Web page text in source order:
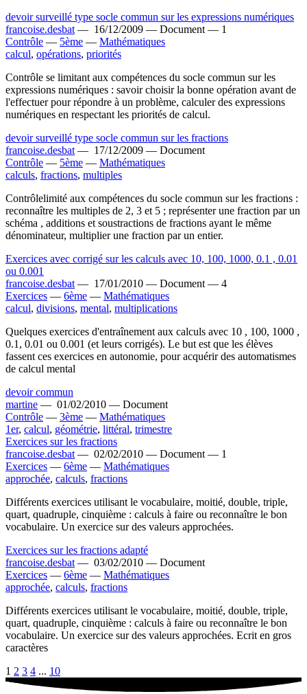
devoir surveillé type socle commun sur les expressions numériques
francoise.desbat — 16/12/2009 — Document — 1
Contrôle — 5ème — Mathématiques
calcul, opérations, priorités
Contrôle se limitant aux compétences du socle commun sur les
expressions numériques : savoir choisir la bonne opération avant de
l'effectuer pour répondre à un problème, calculer des expressions
numériques en respectant les priorités de calcul.
devoir surveillé type socle commun sur les fractions
francoise.desbat — 17/12/2009 — Document
Contrôle — 5ème — Mathématiques
calculs, fractions, multiples
Contrôlelimité aux compétences du socle commun sur les fractions :
reconnaître les multiples de 2, 3 et 5 ; représenter une fraction par un
schéma , additions et soustractions de fractions ayant le même
dénominateur, multiplier une fraction par un entier.
Exercices avec corrigé sur les calculs avec 10, 100, 1000, 0.1 , 0.01
ou 0.001
francoise.desbat — 17/01/2010 — Document — 4
Exercices — 6ème — Mathématiques
calcul, divisions, mental, multiplications
Quelques exercices d'entraînement aux calculs avec 10 , 100, 1000 ,
0.1, 0.01 ou 0.001 (et leurs corrigés). Le but est que les élèves
fassent ces exercices en autonomie, pour acquérir des automatismes
de calcul mental
devoir commun
martine — 01/02/2010 — Document
Contrôle — 3ème — Mathématiques
1er, calcul, géométrie, littéral, trimestre
Exercices sur les fractions
francoise.desbat — 02/02/2010 — Document — 1
Exercices — 6ème — Mathématiques
approchée, calculs, fractions
Différents exercices utilisant le vocabulaire, moitié, double, triple,
quart, quadruple, cinquième : calculs à faire ou reconnaître le bon
vocabulaire. Un exercice sur des valeurs approchées.
Exercices sur les fractions adapté
francoise.desbat — 03/02/2010 — Document
Exercices — 6ème — Mathématiques
approchée, calculs, fractions
Différents exercices utilisant le vocabulaire, moitié, double, triple,
quart, quadruple, cinquième : calculs à faire ou reconnaître le bon
vocabulaire. Un exercice sur des valeurs approchées. Ecrit en gros
caractères
1 2 3 4 ... 10